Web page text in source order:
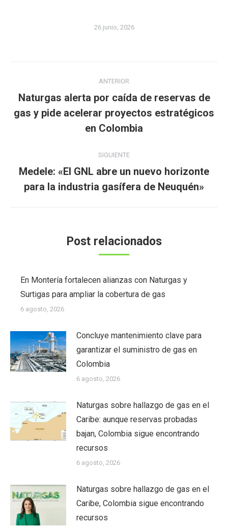
26 junio, 2026
entre
publicaciones
ANTERIOR
Publicación
anterior:
Naturgas alerta por caída de reservas de
gas y pide acelerar proyectos estratégicos
en Colombia
SIGUIENTE
Publicación
siguiente:
Medele: «El GNL abre un nuevo horizonte
para la industria gasífera de Neuquén»
Post relacionados
En Montería fortalecen alianzas con Naturgas y
Surtigas para ampliar la cobertura de gas
6 agosto, 2026
Concluye mantenimiento clave para
garantizar el suministro de gas en
Colombia
6 agosto, 2026
Naturgas sobre hallazgo de gas en el
Caribe: aunque reservas probadas
bajan, Colombia sigue encontrando
recursos
6 agosto, 2026
Naturgas sobre hallazgo de gas en el
Caribe, Colombia sigue encontrando
recursos